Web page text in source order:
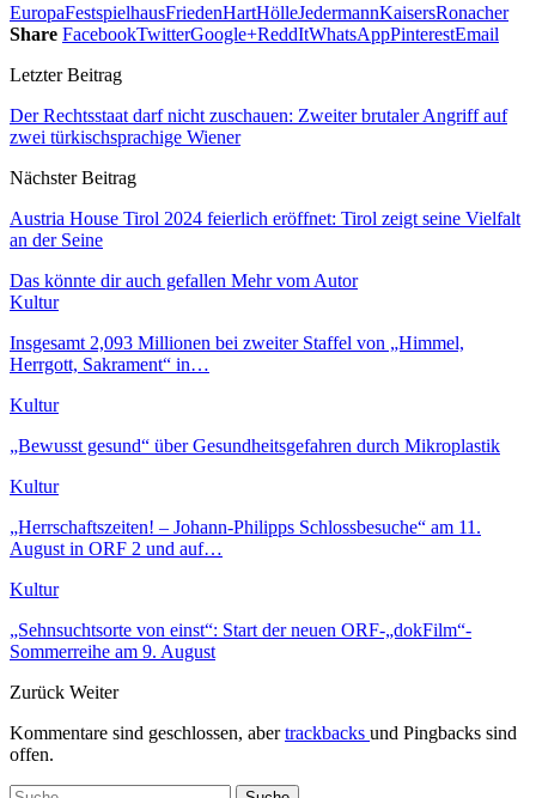
EuropaFestspielhausFriedenHartHölleJedermannKaisersRonacher
Share FacebookTwitterGoogle+ReddItWhatsAppPinterestEmail
Letzter Beitrag
Der Rechtsstaat darf nicht zuschauen: Zweiter brutaler Angriff auf
zwei türkischsprachige Wiener
Nächster Beitrag
Austria House Tirol 2024 feierlich eröffnet: Tirol zeigt seine Vielfalt
an der Seine
Das könnte dir auch gefallen Mehr vom Autor
Kultur
Insgesamt 2,093 Millionen bei zweiter Staffel von „Himmel,
Herrgott, Sakrament“ in…
Kultur
„Bewusst gesund“ über Gesundheitsgefahren durch Mikroplastik
Kultur
„Herrschaftszeiten! – Johann-Philipps Schlossbesuche“ am 11.
August in ORF 2 und auf…
Kultur
„Sehnsuchtsorte von einst“: Start der neuen ORF-„dokFilm“-
Sommerreihe am 9. August
Zurück Weiter
Kommentare sind geschlossen, abertrackbacks und Pingbacks sind
offen.